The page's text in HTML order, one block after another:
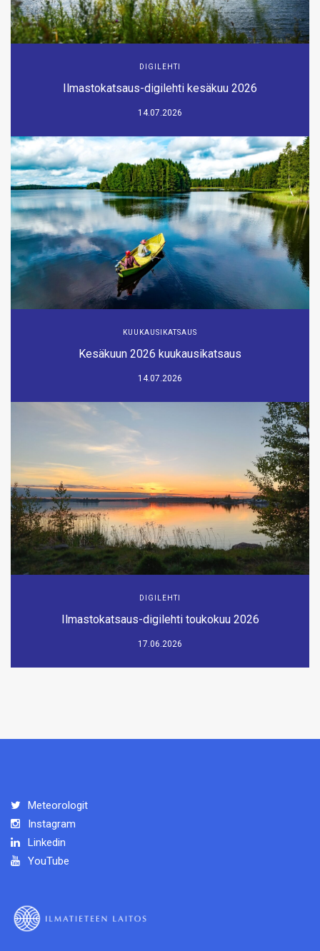
DIGILEHTI
Ilmastokatsaus-digilehti kesäkuu 2026
14.07.2026
KUUKAUSIKATSAUS
Kesäkuun 2026 kuukausikatsaus
14.07.2026
DIGILEHTI
Ilmastokatsaus-digilehti toukokuu 2026
17.06.2026
Meteorologit
Instagram
Linkedin
YouTube